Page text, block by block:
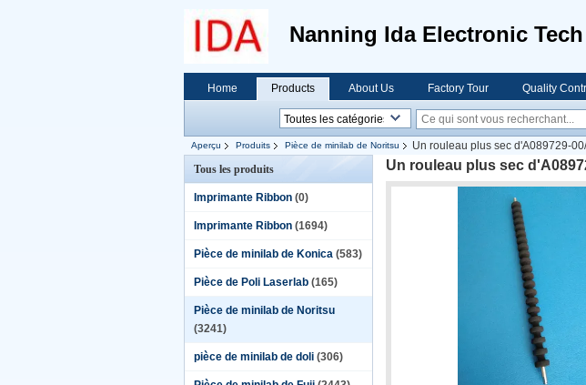
Nanning Ida Electronic
Home Products About Us Factory Tour Quality
Aperçu Produits Pièce de minilab de Noritsu
Un rouleau plus sec d'A089729-
Tous les produits
Imprimante Ribbon (0)
Imprimante Ribbon (1694)
Pièce de minilab de Konica (583)
Pièce de Poli Laserlab (165)
Pièce de minilab de Noritsu
(3241)
pièce de minilab de doli (306)
Un rouleau plus sec